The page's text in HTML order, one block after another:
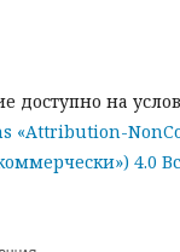
доступно на
«Attribution-
4.0